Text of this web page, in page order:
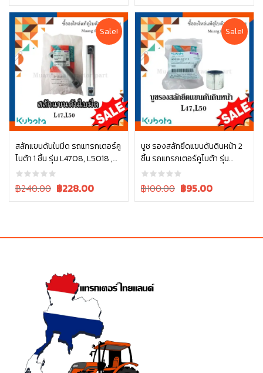
was:
฿170.00.
is:
฿170.00.
฿120.00. ฿120.00.
Sale!
สลักแขนดันใบมีด รถแทรกเตอร์คู
โบต้า 1 ชิ้น รุ่น L4708, L5018 ,
W9558-52102
Original
฿240.00 Current
฿228.00
หยิบใส่ตะกร้า
Sale!
บูช รองสลักยึดแขนดันดินหน้า 2
ชิ้น รถแทรกเตอร์คูโบต้า รุ่น
L4708, L5018 FD185 FD186
w9558-52111 = 2
Original
฿100.00 Current
฿95.00
หยิบใส่ตะกร้า